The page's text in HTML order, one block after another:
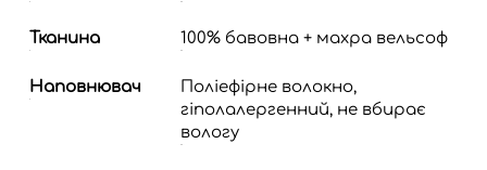
Тканина 100% бавовна + махра вельсоф
Наповнювач
Поліефірне волокно,
гіполалергенний, не вбирає
вологу